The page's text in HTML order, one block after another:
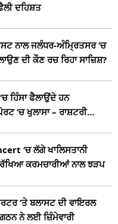
ਦਹਿਸ਼ਤ
ਨਾਲ ਜਲੰਧਰ-ਅੰਮ੍ਰਿਤਸਰ ‘ਚ
ਦੀ ਕੌਣ ਰਚ ਰਿਹਾ ਸਾਜ਼ਿਸ਼?
ਹਿੰਸਾ ਫੈਲਾਉਂਦੇ ਹਨ
‘ਚ ਖੁਲਾਸਾ – ਰਾਸ਼ਟਰੀ
‘ਚ ਲੱਗੇ ਖਾਲਿਸਤਾਨੀ
ਕਰਮਚਾਰੀਆਂ ਨਾਲ ਝੜਪ
‘ਤੇ ਬਲਾਸਟ ਦੀ ਵਾਇਰਲ
ਨੇ ਲਈ ਜ਼ਿੰਮੇਵਾਰੀ